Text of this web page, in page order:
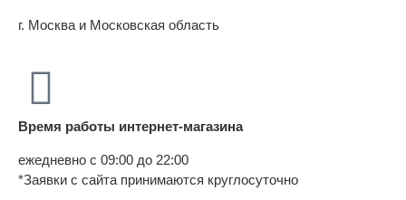
г. Москва и Московская область
Время работы интернет-магазина
ежедневно с 09:00 до 22:00
*Заявки с сайта принимаются круглосуточно